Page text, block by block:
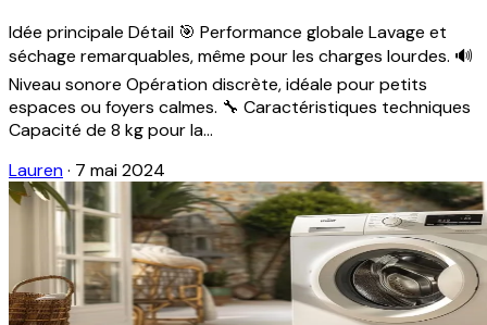
Idée principale Détail 🎯 Performance globale Lavage et
séchage remarquables, même pour les charges lourdes. 🔊
Niveau sonore Opération discrète, idéale pour petits
espaces ou foyers calmes. 🔧 Caractéristiques techniques
Capacité de 8 kg pour la...
Lauren· 7 mai 2024